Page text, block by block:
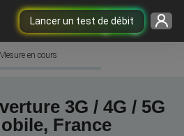
Lancer un test de débit
Mesure en cours
3G / 4G / 5G
France